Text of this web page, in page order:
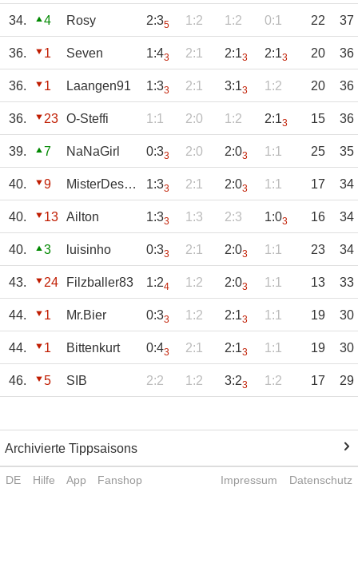
34. 4 Rosy 2:35 1:2 1:2 0:1 22 37
36. 1 Seven 1:43 2:1 2:13 2:13 20 36
36. 1 Laangen91 1:33 2:1 3:13 1:2 20 36
36. 23 O-Steffi 1:1 2:0 1:2 2:13 15 36
39. 7 NaNaGirl 0:33 2:0 2:03 1:1 25 35
40. 9 MisterDesaster 1:33 2:1 2:03 1:1 17 34
40. 13 Ailton 1:33 1:3 2:3 1:03 16 34
40. 3 luisinho 0:33 2:1 2:03 1:1 23 34
43. 24 Filzballer83 1:24 1:2 2:03 1:1 13 33
44. 1 Mr.Bier 0:33 1:2 2:13 1:1 19 30
44. 1 Bittenkurt 0:43 2:1 2:13 1:1 19 30
46. 5 SIB 2:2 1:2 3:23 1:2 17 29
Archivierte Tippsaisons
DE Hilfe App Fanshop Impressum Datenschutz